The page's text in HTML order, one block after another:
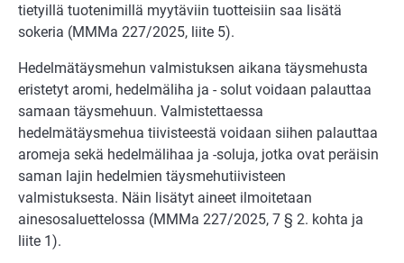
tietyillä tuotenimillä myytäviin tuotteisiin saa lisätä
sokeria (MMMa 227/2025, liite 5).
Hedelmätäysmehun valmistuksen aikana täysmehusta
eristetyt aromi, hedelmäliha ja - solut voidaan palauttaa
samaan täysmehuun. Valmistettaessa
hedelmätäysmehua tiivisteestä voidaan siihen palauttaa
aromeja sekä hedelmälihaa ja -soluja, jotka ovat peräisin
saman lajin hedelmien täysmehutiivisteen
valmistuksesta. Näin lisätyt aineet ilmoitetaan
ainesosaluettelossa (MMMa 227/2025, 7 § 2. kohta ja
liite 1).